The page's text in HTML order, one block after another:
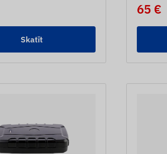
Skatīt
65 €